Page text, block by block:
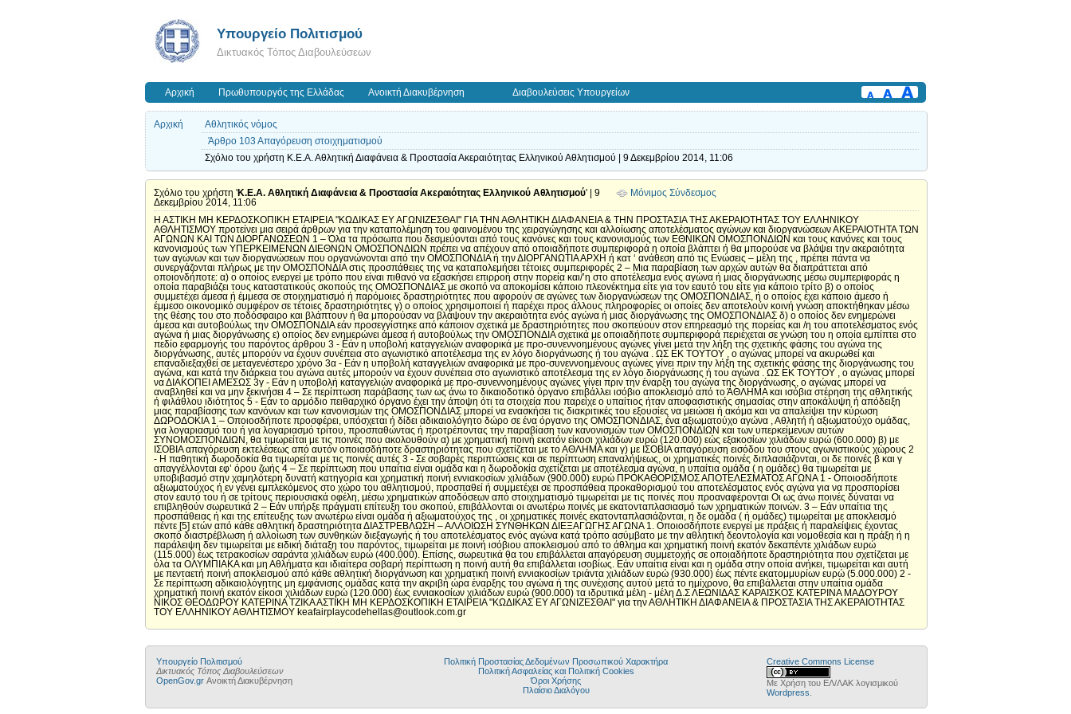
Υπουργείο Πολιτισμού
Δικτυακός Τόπος Διαβουλεύσεων
Αρχική Πρωθυπουργός της Ελλάδας Ανοικτή Διακυβέρνηση Διαβουλεύσεις Υπουργείων
Αρχική
Αθλητικός νόμος
Άρθρο 103 Απαγόρευση στοιχηματισμού
Σχόλιο του χρήστη Κ.Ε.Α. Αθλητική Διαφάνεια & Προστασία Ακεραιότητας Ελληνικού Αθλητισμού | 9 Δεκεμβρίου 2014, 11:06
Σχόλιο του χρήστη 'Κ.Ε.Α. Αθλητική Διαφάνεια & Προστασία Ακεραιότητας Ελληνικού Αθλητισμού' | 9
Δεκεμβρίου 2014, 11:06
Μόνιμος Σύνδεσμος
Η ΑΣΤΙΚΗ ΜΗ ΚΕΡΔΟΣΚΟΠΙΚΗ ΕΤΑΙΡΕΙΑ "ΚΩΔΙΚΑΣ ΕΥ ΑΓΩΝΙΖΕΣΘΑΙ" ΓΙΑ ΤΗΝ ΑΘΛΗΤΙΚΗ ΔΙΑΦΑΝΕΙΑ & ΤΗΝ ΠΡΟΣΤΑΣΙΑ ΤΗΣ ΑΚΕΡΑΙΟΤΗΤΑΣ ΤΟΥ ΕΛΛΗΝΙΚΟΥ
ΑΘΛΗΤΙΣΜΟΥ προτείνει μια σειρά άρθρων για την καταπολέμηση του φαινομένου της χειραγώγησης και αλλοίωσης αποτελέσματος αγώνων και διοργανώσεων ΑΚΕΡΑΙΟΤΗΤΑ ΤΩΝ
ΑΓΩΝΩΝ ΚΑΙ ΤΩΝ ΔΙΟΡΓΑΝΩΣΕΩΝ 1 – Όλα τα πρόσωπα που δεσμεύονται από τους κανόνες και τους κανονισμούς των ΕΘΝΙΚΩΝ ΟΜΟΣΠΟΝΔΙΩΝ και τους κανόνες και τους
κανονισμούς των ΥΠΕΡΚΕΙΜΕΝΩΝ ΔΙΕΘΝΩΝ ΟΜΟΣΠΟΝΔΙΩΝ πρέπει να απέχουν από οποιαδήποτε συμπεριφορά η οποία βλάπτει ή θα μπορούσε να βλάψει την ακεραιότητα
των αγώνων και των διοργανώσεων που οργανώνονται από την ΟΜΟΣΠΟΝΔΙΑ ή την ΔΙΟΡΓΑΝΩΤΙΑ ΑΡΧΗ ή κατ ‘ ανάθεση από τις Ενώσεις – μέλη της , πρέπει πάντα να
συνεργάζονται πλήρως με την ΟΜΟΣΠΟΝΔΙΑ στις προσπάθειες της να καταπολεμήσει τέτοιες συμπεριφορές 2 – Μια παραβίαση των αρχών αυτών θα διαπράττεται από
οποιονδήποτε: α) ο οποίος ενεργεί με τρόπο που είναι πιθανό να εξασκήσει επιρροή στην πορεία και/’η στο αποτέλεσμα ενός αγώνα ή μιας διοργάνωσης μέσω συμπεριφοράς η
οποία παραβιάζει τους καταστατικούς σκοπούς της ΟΜΟΣΠΟΝΔΙΑΣ με σκοπό να αποκομίσει κάποιο πλεονέκτημα είτε για τον εαυτό του είτε για κάποιο τρίτο β) ο οποίος
συμμετέχει άμεσα ή έμμεσα σε στοιχηματισμό ή παρόμοιες δραστηριότητες που αφορούν σε αγώνες των διοργανώσεων της ΟΜΟΣΠΟΝΔΙΑΣ, ή ο οποίος έχει κάποιο άμεσο ή
έμμεσο οικονομικό συμφέρον σε τέτοιες δραστηριότητες γ) ο οποίος χρησιμοποιεί ή παρέχει προς άλλους πληροφορίες οι οποίες δεν αποτελούν κοινή γνώση αποκτήθηκαν μέσω
της θέσης του στο ποδόσφαιρο και βλάπτουν ή θα μπορούσαν να βλάψουν την ακεραιότητα ενός αγώνα ή μιας διοργάνωσης της ΟΜΟΣΠΟΝΔΙΑΣ δ) ο οποίος δεν ενημερώνει
άμεσα και αυτοβούλως την ΟΜΟΣΠΟΝΔΙΑ εάν προσεγγίστηκε από κάποιον σχετικά με δραστηριότητες που σκοπεύουν στον επηρεασμό της πορείας και /η του αποτελέσματος ενός
αγώνα ή μιας διοργάνωσης ε) οποίος δεν ενημερώνει άμεσα ή αυτοβούλως την ΟΜΟΣΠΟΝΔΙΑ σχετικά με οποιαδήποτε συμπεριφορά περιέχεται σε γνώση του η οποία εμπίπτει στο
πεδίο εφαρμογής του παρόντος άρθρου 3 - Εάν η υποβολή καταγγελιών αναφορικά με προ-συνεννοημένους αγώνες γίνει μετά την λήξη της σχετικής φάσης του αγώνα της
διοργάνωσης, αυτές μπορούν να έχουν συνέπεια στο αγωνιστικό αποτέλεσμα της εν λόγο διοργάνωσης ή του αγώνα . ΩΣ ΕΚ ΤΟΥΤΟΥ , ο αγώνας μπορεί να ακυρωθεί και
επαναδιεξαχθεί σε μεταγενέστερο χρόνο 3α - Εάν η υποβολή καταγγελιών αναφορικά με προ-συνεννοημένους αγώνες γίνει πριν την λήξη της σχετικής φάσης της διοργάνωσης του
αγώνα, και κατά την διάρκεια του αγώνα αυτές μπορούν να έχουν συνέπεια στο αγωνιστικό αποτέλεσμα της εν λόγο διοργάνωσης ή του αγώνα . ΩΣ ΕΚ ΤΟΥΤΟΥ , ο αγώνας μπορεί
να ΔΙΑΚΟΠΕΙ ΑΜΕΣΩΣ 3γ - Εάν η υποβολή καταγγελιών αναφορικά με προ-συνεννοημένους αγώνες γίνει πριν την έναρξη του αγώνα της διοργάνωσης, ο αγώνας μπορεί να
αναβληθεί και να μην ξεκινήσει 4 – Σε περίπτωση παράβασης των ως άνω το δικαιοδοτικό όργανο επιβάλλει ισόβιο αποκλεισμό από το ΆΘΛΗΜΑ και ισόβια στέρηση της αθλητικής
ή φιλάθλου ιδιότητος 5 - Εάν το αρμόδιο πειθαρχικό όργανο έχει την άποψη ότι τα στοιχεία που παρείχε ο υπαίτιος ήταν αποφασιστικής σημασίας στην αποκάλυψη ή απόδειξη
μιας παραβίασης των κανόνων και των κανονισμών της ΟΜΟΣΠΟΝΔΙΑΣ μπορεί να ενασκήσει τις διακριτικές του εξουσίες να μειώσει ή ακόμα και να απαλείψει την κύρωση
ΔΩΡΟΔΟΚΙΑ 1 – Οποιοσδήποτε προσφέρει, υπόσχεται ή δίδει αδικαιολόγητο δώρο σε ένα όργανο της ΟΜΟΣΠΟΝΔΙΑΣ, ένα αξιωματούχο αγώνα , Αθλητή ή αξιωματούχο ομάδας,
για λογαριασμό του ή για λογαριασμό τρίτου, προσπαθώντας ή προτρέποντας την παραβίαση των κανονισμών των ΟΜΟΣΠΟΝΔΙΩΝ και των υπερκείμενων αυτών
ΣΥΝΟΜΟΣΠΟΝΔΙΩΝ, θα τιμωρείται με τις ποινές που ακολουθούν α) με χρηματική ποινή εκατόν είκοσι χιλιάδων ευρώ (120.000) εώς εξακοσίων χιλιάδων ευρώ (600.000) β) με
ΙΣΟΒΙΑ απαγόρευση εκτελέσεως από αυτόν οποιασδήποτε δραστηριότητας που σχετίζεται με το ΑΘΛΗΜΑ και γ) με ΙΣΟΒΙΑ απαγόρευση εισόδου του στους αγωνιστικούς χώρους 2
- Η παθητική δωροδοκία θα τιμωρείται με τις ποινές αυτές 3 - Σε σοβαρές περιπτώσεις και σε περίπτωση επαναλήψεως, οι χρηματικές ποινές διπλασιάζονται, οι δε ποινές β και γ
απαγγέλλονται εφ’ όρου ζωής 4 – Σε περίπτωση που υπαίτια είναι ομάδα και η δωροδοκία σχετίζεται με αποτέλεσμα αγώνα, η υπαίτια ομάδα ( η ομάδες) θα τιμωρείται με
υποβιβασμό στην χαμηλότερη δυνατή κατηγορία και χρηματική ποινή εννιακοσίων χιλιάδων (900.000) ευρώ ΠΡΟΚΑΘΟΡΙΣΜΟΣ ΑΠΟΤΕΛΕΣΜΑΤΟΣ ΑΓΩΝΑ 1 - Οποιοσδήποτε
αξιωματούχος ή εν γένει εμπλεκόμενος στο χώρο του αθλητισμού, προσπαθεί ή συμμετέχει σε προσπάθεια προκαθορισμού του αποτελέσματος ενός αγώνα για να προσπορίσει
στον εαυτό του ή σε τρίτους περιουσιακά οφέλη, μέσω χρηματικών αποδόσεων από στοιχηματισμό τιμωρείται με τις ποινές που προαναφέρονται Οι ως άνω ποινές δύναται να
επιβληθούν σωρευτικά 2 – Εάν υπήρξε πράγματι επίτευξη του σκοπού, επιβάλλονται οι ανωτέρω ποινές με εκατονταπλασιασμό των χρηματικών ποινών. 3 – Εάν υπαίτια της
προσπάθειας ή και της επίτευξης των ανωτέρω είναι ομάδα ή αξιωματούχος της , οι χρηματικές ποινές εκατονταπλασιάζονται, η δε ομάδα ( ή ομάδες) τιμωρείται με αποκλεισμό
πέντε [5] ετών από κάθε αθλητική δραστηριότητα ΔΙΑΣΤΡΕΒΛΩΣΗ – ΑΛΛΟΙΩΣΗ ΣΥΝΘΗΚΩΝ ΔΙΕΞΑΓΩΓΗΣ ΑΓΩΝΑ 1. Οποιοσδήποτε ενεργεί με πράξεις ή παραλείψεις έχοντας
σκοπό διαστρέβλωση ή αλλοίωση των συνθηκών διεξαγωγής ή του αποτελέσματος ενός αγώνα κατά τρόπο ασύμβατο με την αθλητική δεοντολογία και νομοθεσία και η πράξη ή η
παράλειψη δεν τιμωρείται με ειδική διάταξη του παρόντος, τιμωρείται με ποινή ισόβιου αποκλεισμού από το άθλημα και χρηματική ποινή εκατόν δεκαπέντε χιλιάδων ευρώ
(115.000) έως τετρακοσίων σαράντα χιλιάδων ευρώ (400.000). Επίσης, σωρευτικά θα του επιβάλλεται απαγόρευση συμμετοχής σε οποιαδήποτε δραστηριότητα που σχετίζεται με
όλα τα ΟΛΥΜΠΙΑΚΑ και μη Αθλήματα και ιδιαίτερα σοβαρή περίπτωση η ποινή αυτή θα επιβάλλεται ισοβίως. Εάν υπαίτια είναι και η ομάδα στην οποία ανήκει, τιμωρείται και αυτή
με πενταετή ποινή αποκλεισμού από κάθε αθλητική διοργάνωση και χρηματική ποινή εννιακοσίων τριάντα χιλιάδων ευρώ (930.000) έως πέντε εκατομμυρίων ευρώ (5.000.000) 2 -
Σε περίπτωση αδικαιολόγητης μη εμφάνισης ομάδας κατά την ακριβή ώρα έναρξης του αγώνα ή της συνέχισης αυτού μετά το ημίχρονο, θα επιβάλλεται στην υπαίτια ομάδα
χρηματική ποινή εκατόν είκοσι χιλιάδων ευρώ (120.000) έως εννιακοσίων χιλιάδων ευρώ (900.000) τα ιδρυτικά μέλη - μέλη Δ.Σ ΛΕΩΝΙΔΑΣ ΚΑΡΑΙΣΚΟΣ ΚΑΤΕΡΙΝΑ ΜΑΔΟΥΡΟΥ
ΝΙΚΟΣ ΘΕΟΔΩΡΟΥ ΚΑΤΕΡΙΝΑ ΤΖΙΚΑ ΑΣΤΙΚΗ ΜΗ ΚΕΡΔΟΣΚΟΠΙΚΗ ΕΤΑΙΡΕΙΑ "ΚΩΔΙΚΑΣ ΕΥ ΑΓΩΝΙΖΕΣΘΑΙ" για την ΑΘΛΗΤΙΚΗ ΔΙΑΦΑΝΕΙΑ & ΠΡΟΣΤΑΣΙΑ ΤΗΣ ΑΚΕΡΑΙΟΤΗΤΑΣ
ΤΟΥ ΕΛΛΗΝΙΚΟΥ ΑΘΛΗΤΙΣΜΟΥ keafairplaycodehellas@outlook.com.gr
Υπουργείο Πολιτισμού
Δικτυακός Τόπος Διαβουλεύσεων
OpenGov.gr Ανοικτή Διακυβέρνηση
Πολιτική Προστασίας Δεδομένων Προσωπικού Χαρακτήρα
Πολιτική Ασφαλείας και Πολιτική Cookies
Όροι Χρήσης
Πλαίσιο Διαλόγου
Creative Commons License
Με Χρήση του ΕΛ/ΛΑΚ λογισμικού
Wordpress